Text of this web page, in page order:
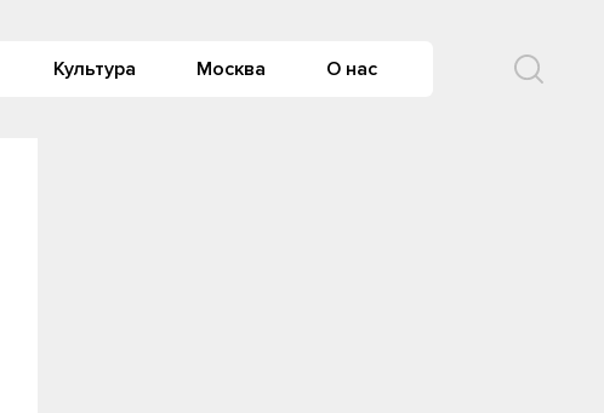
Культура Москва О нас